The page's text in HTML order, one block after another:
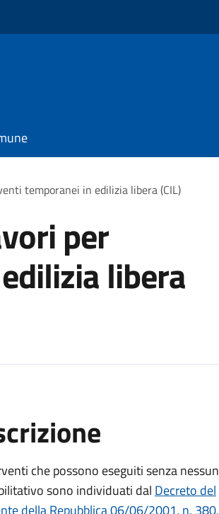
temporanei in edilizia libera (CIL)
per
libera
che possono eseguiti senza nessun
sono individuati dal Decreto del
della Repubblica 06/06/2001, n. 380,